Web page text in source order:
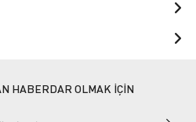
HABERDAR OLMAK İÇİN